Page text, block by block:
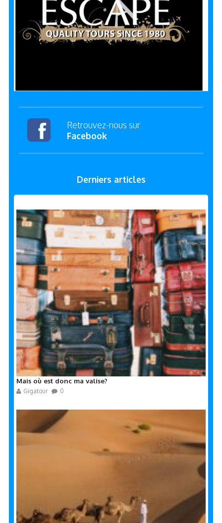
Retrouvez-nous sur
Facebook
Derniers articles
Mais où est donc ma valise?
Gigatour 0